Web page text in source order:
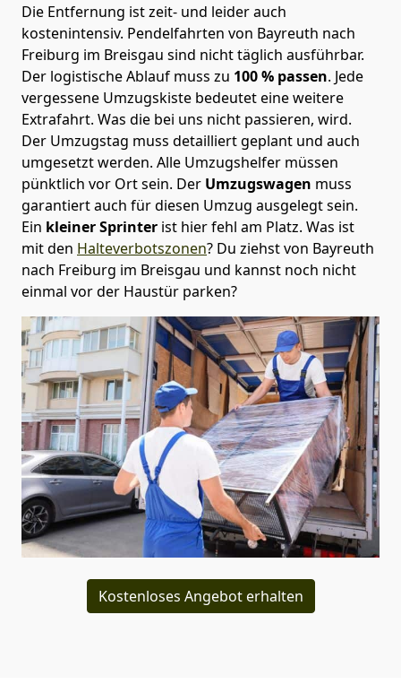
Die Entfernung ist zeit- und leider auch
kostenintensiv. Pendelfahrten von Bayreuth nach
Freiburg im Breisgau sind nicht täglich ausführbar.
Der logistische Ablauf muss zu 100 % passen. Jede
vergessene Umzugskiste bedeutet eine weitere
Extrafahrt. Was die bei uns nicht passieren, wird.
Der Umzugstag muss detailliert geplant und auch
umgesetzt werden. Alle Umzugshelfer müssen
pünktlich vor Ort sein. Der Umzugswagen muss
garantiert auch für diesen Umzug ausgelegt sein.
Ein kleiner Sprinter ist hier fehl am Platz. Was ist
mit den Halteverbotszonen? Du ziehst von Bayreuth
nach Freiburg im Breisgau und kannst noch nicht
einmal vor der Haustür parken?
Kostenloses Angebot erhalten